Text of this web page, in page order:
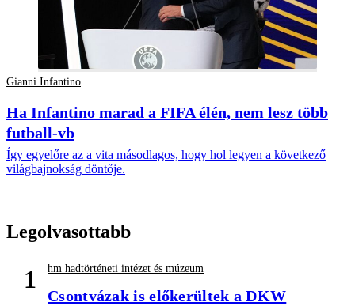
Gianni Infantino
Ha Infantino marad a FIFA élén, nem lesz több
futball-vb
Így egyelőre az a vita másodlagos, hogy hol legyen a következő
világbajnokság döntője.
Legolvasottabb
1 hm hadtörténeti intézet és múzeum
Csontvázak is előkerültek a DKW